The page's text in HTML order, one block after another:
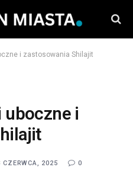
i zastosowania Shilajit
uboczne i
CZERWCA, 2025 0